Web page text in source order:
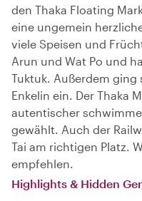
den Thaka Floating
eine ungemein
viele Speisen und
Arun und Wat Po und
Tuktuk. Außerdem ging
Enkelin ein. Der Thaka
autentischer
gewählt. Auch der
Tai am richtigen Platz.
empfehlen.
Highlights & Hidden